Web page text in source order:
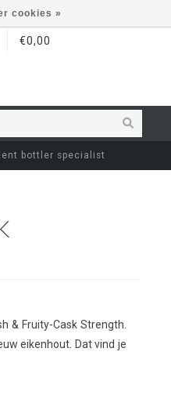
€0,00
bottler specialist
& Fruity-Cask Strength.
eikenhout. Dat vind je
cookies »